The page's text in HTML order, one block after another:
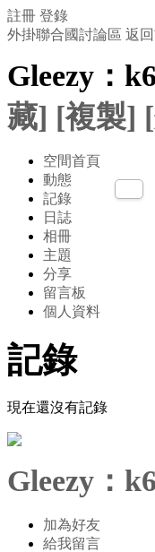
註冊 登錄
外掛聯合國討論區 返
Gleezy：
藏] [複製]
空間首頁
動態
記錄
日誌
相冊
主題
分享
留言板
個人資料
記錄
現在還沒有記錄
Gleezy：
加為好友
給我留言